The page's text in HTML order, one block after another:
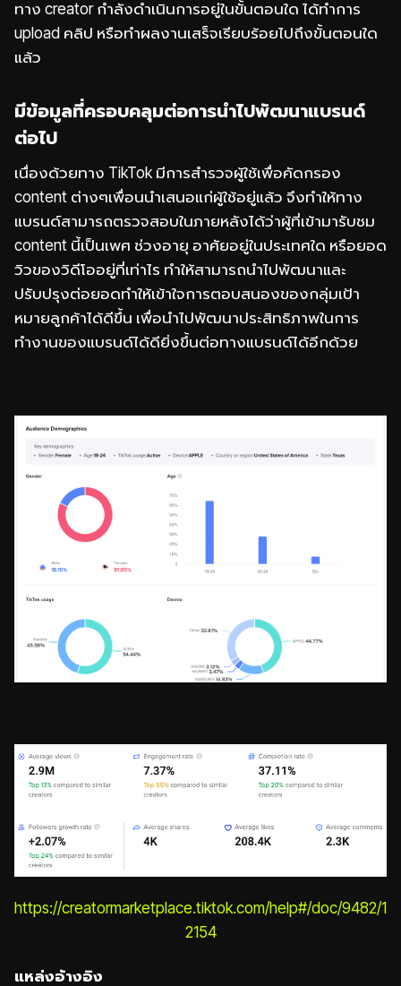
ทาง creator กำลังดำเนินการอยู่ในขั้นตอนใด ได้ทำการ
upload คลิป หรือทำผลงานเสร็จเรียบร้อยไปถึงขั้นตอนใด
แล้ว
มีข้อมูลที่ครอบคลุมต่อการนำไปพัฒนาแบรนด์
ต่อไป
เนื่องด้วยทาง TikTok มีการสำรวจผู้ใช้เพื่อคัดกรอง
content ต่างๆเพื่อนนำเสนอแก่ผู้ใช้อยู่แล้ว จึงทำให้ทาง
แบรนด์สามารถตรวจสอบในภายหลังได้ว่าผู้ที่เข้ามารับชม
content นี้เป็นเพศ ช่วงอายุ อาศัยอยู่ในประเทศใด หรือยอด
วิวของวิดีโออยู่ที่เท่าไร ทำให้สามารถนำไปพัฒนาและ
ปรับปรุงต่อยอดทำให้เข้าใจการตอบสนองของกลุ่มเป้า
หมายลูกค้าได้ดีขึ้น เพื่อนำไปพัฒนาประสิทธิภาพในการ
ทำงานของแบรนด์ได้ดียิ่งขึ้นต่อทางแบรนด์ได้อีกด้วย
https://creatormarketplace.tiktok.com/help#/doc/9482/1
2154
แหล่งอ้างอิง